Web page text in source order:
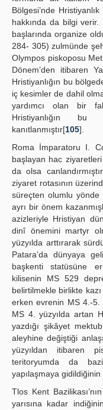
Bölgesi’nde
hakkında da bilgi
başlarında organize
284- 305) zulmünde
Olympos piskoposu
Dönem’den itibaren
Hristiyanlığın bu
iç kesimler de dahil
yardımcı olan bir
Hristiyanlığın
kanıtlanmıştır[105].
Roma İmparatoru I.
başlayan hac
da olsa
ziyaret rotasının
süreçten olumlu yönde
ayrı bir önem
azizleriyle Hristiyan
dinî önemini martyr
yüzyılda arttırarak
Patara’da dünyaya
başkenti statüsüne
kilisenin MS 529
belirtilmekle birlikte
erken evrenin MS 4.-5.
MS 4. yüzyılda artan
yazdığı şikâyet
aleyhine değiştiği
yüzyıldan itibaren
teritoryumda da
yapılaşmaya gidildiğinin
Tlos Kent
yarısına kadar